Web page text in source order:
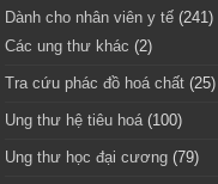
Dành cho nhân viên y tế (241)
Các ung thư khác (2)
Tra cứu phác đồ hoá chất (25)
Ung thư hệ tiêu hoá(100)
Ung thư học đại cương (79)